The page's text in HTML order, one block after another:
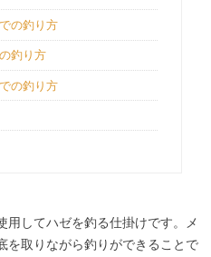
の釣り方
釣り方
の釣り方
用してハゼを釣る仕掛けです。メ
を取りながら釣りができることで